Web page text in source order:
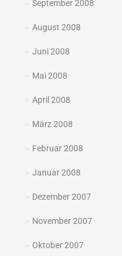
September 2008
August 2008
Juni 2008
Mai 2008
April 2008
März 2008
Februar 2008
Januar 2008
Dezember 2007
November 2007
Oktober 2007